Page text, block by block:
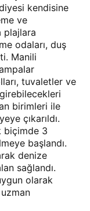
kendisine
ve
plajlara
odaları, duş
Manili
tuvaletler ve
birimleri ile
çıkarıldı.
biçimde 3
başlandı.
denize
sağlandı.
olarak